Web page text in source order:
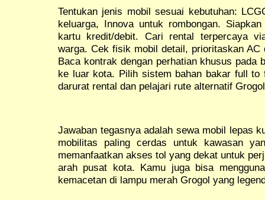
Tentukan jenis mobil sesuai kebutuhan:
keluarga, Innova untuk rombongan.
kartu kredit/debit. Cari rental terpercaya
warga. Cek fisik mobil detail, prioritaskan AC
Baca kontrak dengan perhatian khusus pada
ke luar kota. Pilih sistem bahan bakar full to
darurat rental dan pelajari rute alternatif
Jawaban tegasnya adalah sewa mobil lepas
mobilitas paling cerdas untuk kawasan
memanfaatkan akses tol yang dekat untuk
arah pusat kota. Kamu juga bisa
kemacetan di lampu merah Grogol yang